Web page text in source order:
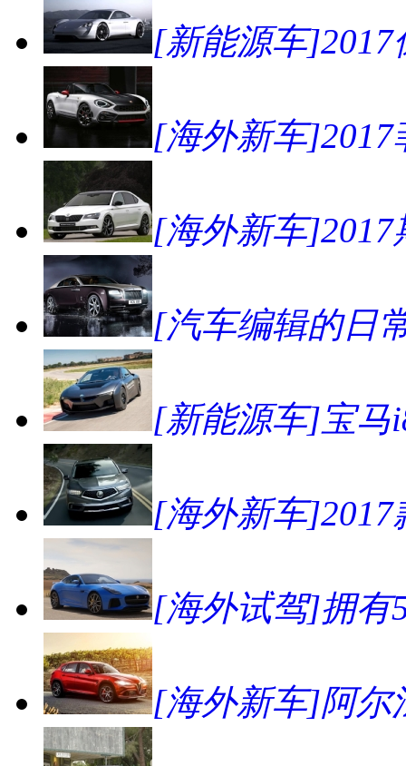
[新能源车]2017
[海外新车]2017
[海外新车]2017
[汽车编辑的日
[新能源车]宝马
[海外新车]2017
[海外试驾]拥有
[海外新车]阿尔